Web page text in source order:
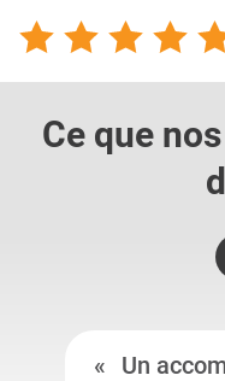
Ce que
Un